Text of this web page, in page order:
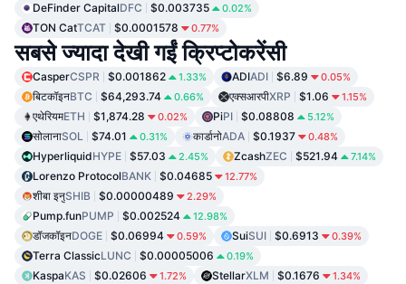
DeFinder CapitalDFC $0.003735 0.02%
TON CatTCAT $0.0001578 0.77%
सबसे ज्यादा देखी गईं क्रिप्टोकरेंसी
CasperCSPR $0.001862 1.33% ADIADI $6.89 0.05%
बिटकॉइनBTC $64,293.74 0.66% एक्सआरपीXRP $1.06 1.15%
एथेरियमETH $1,874.28 0.02% PiPI $0.08808 5.12%
सोलानाSOL $74.01 0.31% कार्डानोADA $0.1937 0.48%
HyperliquidHYPE $57.03 2.45% ZcashZEC $521.94 7.14%
Lorenzo ProtocolBANK $0.04685 12.77%
शीबा इनुSHIB $0.00000489 2.29%
Pump.funPUMP $0.002524 12.98%
डॉजकॉइनDOGE $0.06994 0.59% SuiSUI $0.6913 0.39%
Terra ClassicLUNC $0.00005006 0.19%
KaspaKAS $0.02606 1.72% StellarXLM $0.1676 1.34%